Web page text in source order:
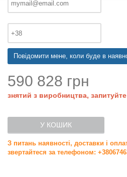
Повідомити мене, коли буде в
590 828 грн
знятий з виробництва,
У КОШИК
З питань наявності, доставки і
звертайтеся за телефоном: